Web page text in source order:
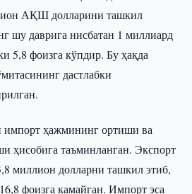
АҚШ долларини ташкил
шу даврига нисбатан 1 миллиард
5,8 фоизга кўпдир. Бу ҳақда
дастлабки
импорт ҳажмининг ортиши ва
ҳисобига таъминланган. Экспорт
миллион долларни ташкил этиб,
фоизга камайган. Импорт эса